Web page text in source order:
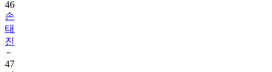
태
진
47
성
리